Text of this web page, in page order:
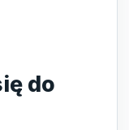
do